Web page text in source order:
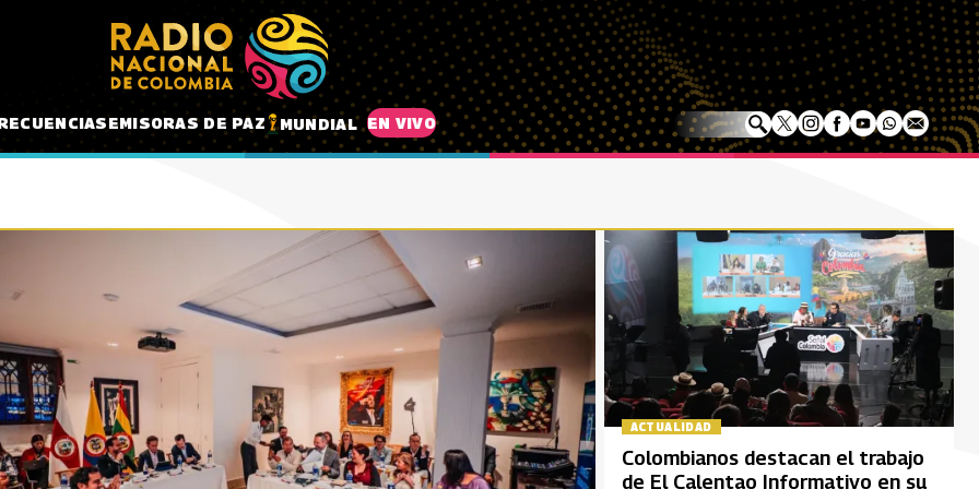
EMISORAS DE PAZ MUNDIAL EN VIVO
ACTUALIDAD
Colombianos destacan el trabajo
de El Calentao Informativo en su